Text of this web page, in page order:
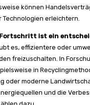
können
erleichtern.
ist ein
es, effizientere oder
freizuschalten. In
in
oder moderne
und die